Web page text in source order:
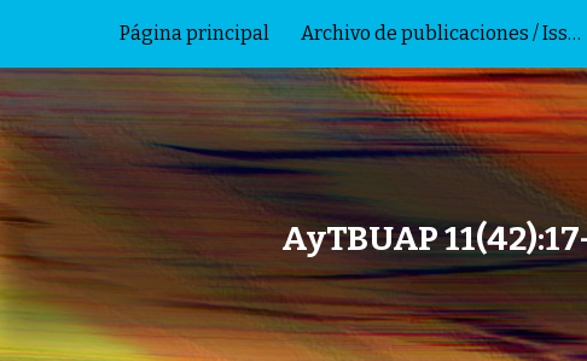
Skip to main content
Página principal Archivo de publicaciones / Issue archive
AyTBUAP